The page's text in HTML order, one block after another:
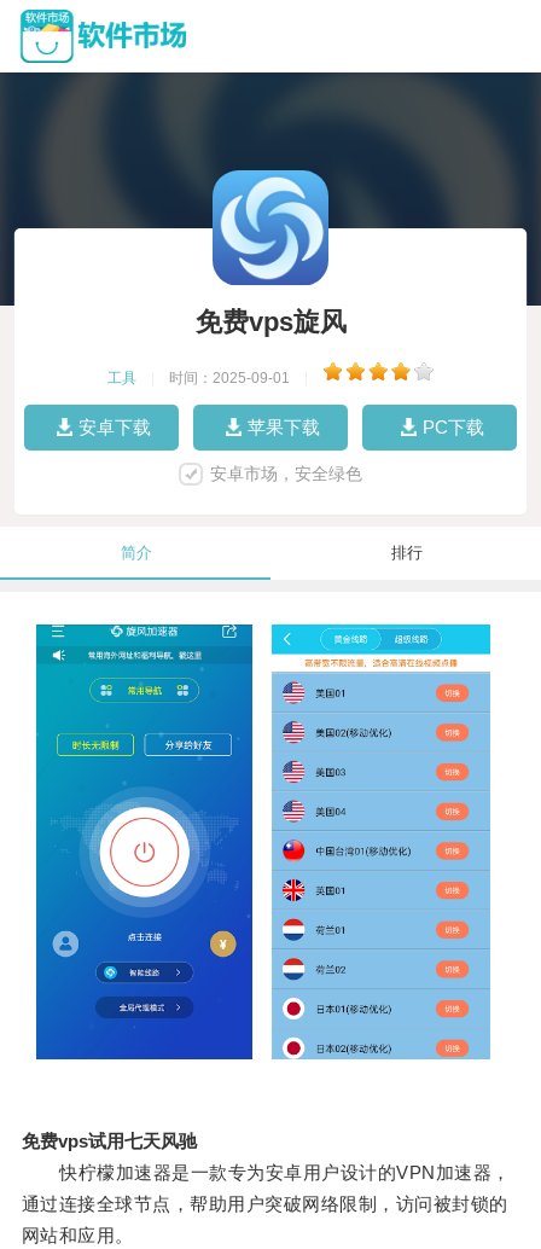
免费vps旋风
工具 时间：2025-09-01
安卓下载 苹果下载 PC下载
安卓市场，安全绿色
简介 排行
免费vps试用七天风驰
快柠檬加速器是一款专为安卓用户设计的VPN加速器，
通过连接全球节点，帮助用户突破网络限制，访问被封锁的
网站和应用。